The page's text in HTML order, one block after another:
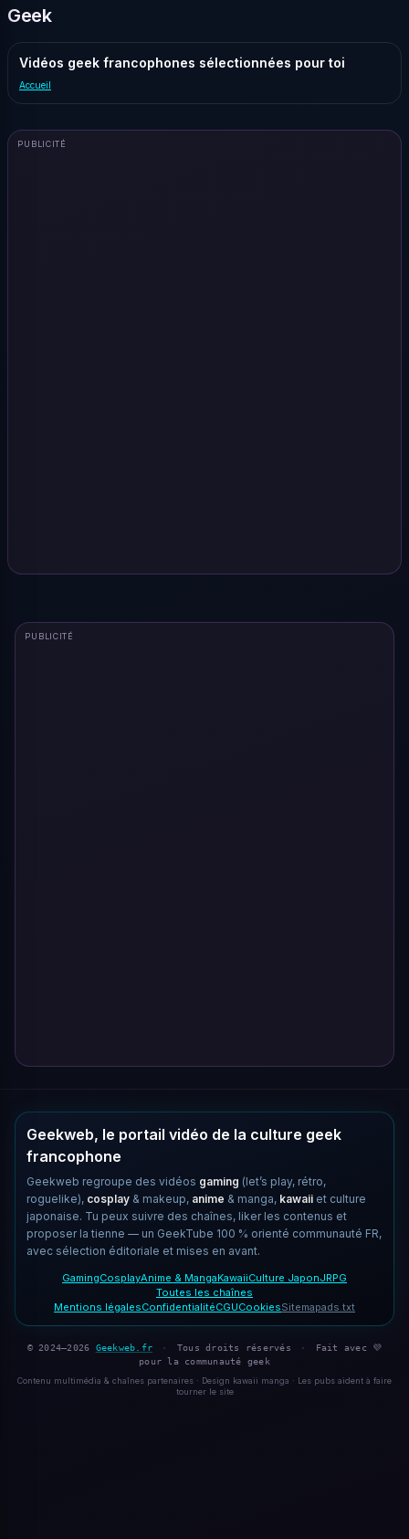
Geek
Vidéos geek francophones sélectionnées pour toi
Accueil
PUBLICITÉ
PUBLICITÉ
Geekweb, le portail vidéo de la culture geek
francophone
Geekweb regroupe des vidéos gaming (let’s play, rétro,
roguelike), cosplay & makeup, anime & manga, kawaii et culture
japonaise. Tu peux suivre des chaînes, liker les contenus et
proposer la tienne — un GeekTube 100 % orienté communauté FR,
avec sélection éditoriale et mises en avant.
GamingCosplayAnime & MangaKawaiiCulture JaponJRPG
Toutes les chaînes
Mentions légalesConfidentialitéCGUCookiesSitemapads.txt
© 2024–2026 Geekweb.fr · Tous droits réservés ·
Fait avec 💜
pour la communauté geek
Contenu multimédia & chaînes partenaires · Design kawaii manga · Les pubs aident à faire
tourner le site